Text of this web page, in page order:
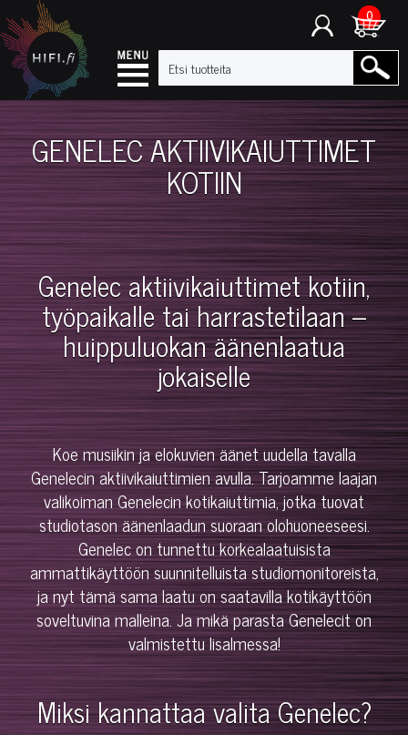
0
GENELEC AKTIIVIKAIUTTIMET
KOTIIN
Genelec aktiivikaiuttimet kotiin,
työpaikalle tai harrastetilaan –
huippuluokan äänenlaatua
jokaiselle
Koe musiikin ja elokuvien äänet uudella tavalla
Genelecin aktiivikaiuttimien avulla. Tarjoamme laajan
valikoiman Genelecin kotikaiuttimia, jotka tuovat
studiotason äänenlaadun suoraan olohuoneeseesi.
Genelec on tunnettu korkealaatuisista
ammattikäyttöön suunnitelluista studiomonitoreista,
ja nyt tämä sama laatu on saatavilla kotikäyttöön
soveltuvina malleina. Ja mikä parasta Genelecit on
valmistettu Iisalmessa!
Miksi kannattaa valita Genelec?